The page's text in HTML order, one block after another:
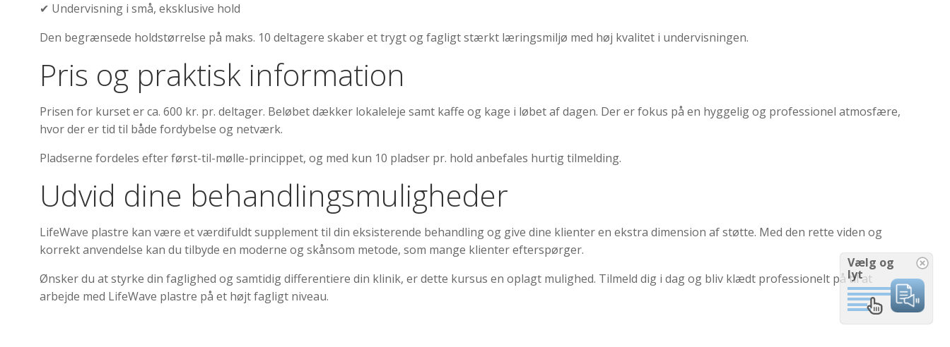
✔ Undervisning i små, eksklusive hold
Den begrænsede holdstørrelse på maks. 10 deltagere skaber et trygt og fagligt stærkt læringsmiljø med høj kvalitet i undervisningen.
Pris og praktisk information
Prisen for kurset er ca. 600 kr. pr. deltager. Beløbet dækker lokaleleje samt kaffe og kage i løbet af dagen. Der er fokus på en hyggelig og professionel atmosfære,
hvor der er tid til både fordybelse og netværk.
Pladserne fordeles efter først-til-mølle-princippet, og med kun 10 pladser pr. hold anbefales hurtig tilmelding.
Udvid dine behandlingsmuligheder
LifeWave plastre kan være et værdifuldt supplement til din eksisterende behandling og give dine klienter en ekstra dimension af støtte. Med den rette viden og
korrekt anvendelse kan du tilbyde en moderne og skånsom metode, som mange klienter efterspørger.
Ønsker du at styrke din faglighed og samtidig differentiere din klinik, er dette kursus en oplagt mulighed. Tilmeld dig i dag og bliv klædt professionelt på til at
arbejde med LifeWave plastre på et højt fagligt niveau.
Vælg og
lyt